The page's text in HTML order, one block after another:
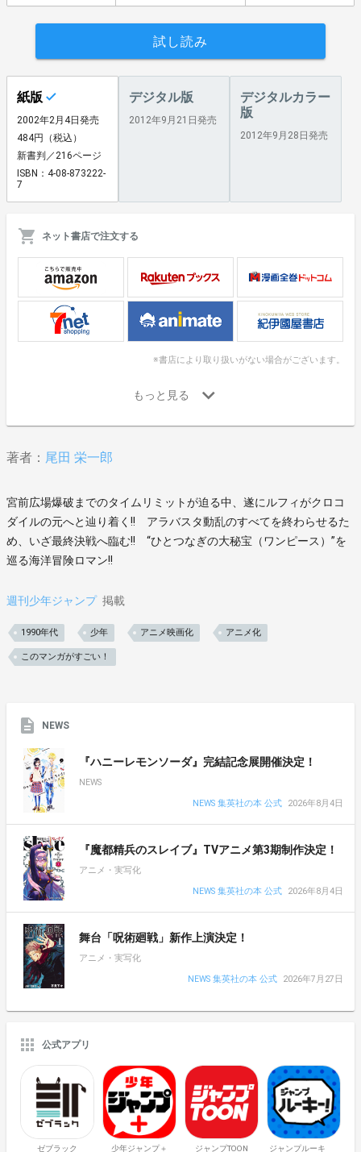
試し読み
紙版
2002年2月4日発売
484円（税込）
新書判／216ページ
ISBN：4-08-873222-
7
デジタル版
2012年9月21日発売
デジタルカラー
版
2012年9月28日発売
ネット書店で注文する
※書店により取り扱いがない場合がございます。
著者： 尾田 栄一郎
宮前広場爆破までのタイムリミットが迫る中、遂にルフィがクロコ
ダイルの元へと辿り着く!! アラバスタ動乱のすべてを終わらせるた
め、いざ最終決戦へ臨む!! “ひとつなぎの大秘宝（ワンピース）”を
巡る海洋冒険ロマン!!
週刊少年ジャンプ 掲載
1990年代 少年 アニメ映画化 アニメ化
このマンガがすごい！
NEWS
『ハニーレモンソーダ』完結記念展開催決定！
NEWS
NEWS 集英社の本 公式
2026年8月4日
『魔都精兵のスレイブ』TVアニメ第3期制作決定！
アニメ・実写化
NEWS 集英社の本 公式
2026年8月4日
舞台「呪術廻戦」新作上演決定！
アニメ・実写化
NEWS 集英社の本 公式
2026年7月27日
公式アプリ
ゼブラック 少年ジャンプ＋ ジャンプTOON
ジャンプルーキ